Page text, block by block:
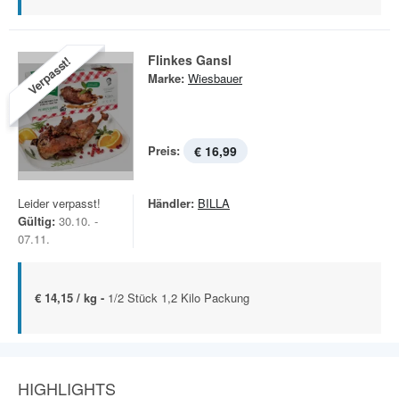
Verpasst! Flinkes Gansl
Marke: Wiesbauer
Preis: € 16,99
Leider verpasst!
Gültig: 30.10. -
07.11.
Händler: BILLA
€ 14,15 / kg - 1/2 Stück 1,2 Kilo Packung
HIGHLIGHTS